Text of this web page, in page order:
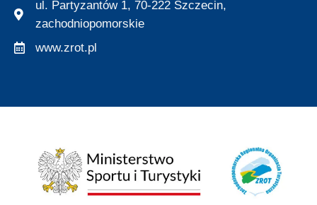
ul. Partyzantów 1, 70-222 Szczecin,
zachodniopomorskie
www.zrot.pl